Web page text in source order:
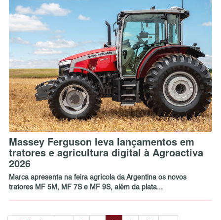
Massey Ferguson leva lançamentos em
tratores e agricultura digital à Agroactiva
2026
Marca apresenta na feira agrícola da Argentina os novos
tratores MF 5M, MF 7S e MF 9S, além da plata...